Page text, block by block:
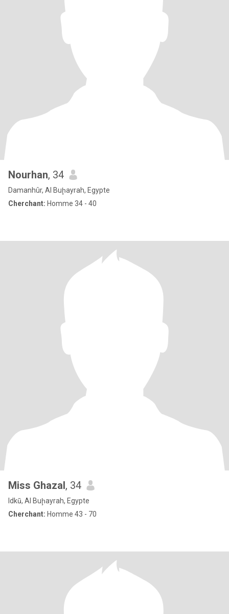
Nourhan, 34
Damanhûr, Al Buḩayrah, Egypte
Cherchant: Homme 34 - 40
Miss Ghazal, 34
Idkū, Al Buḩayrah, Egypte
Cherchant: Homme 43 - 70